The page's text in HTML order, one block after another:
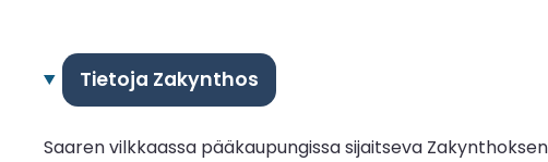
Tietoja Zakynthos
Saaren vilkkaassa pääkaupungissa sijaitseva